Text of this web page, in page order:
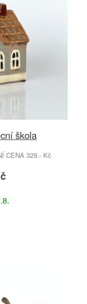
škola
CENA 329.- Kč